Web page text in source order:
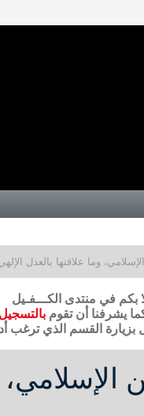
وما علاقتها بالعدل
بكم في منتدى الكـــفـيل
يشرفنا أن تقوم بالتسجيل
بزيارة القسم الذي ترغب